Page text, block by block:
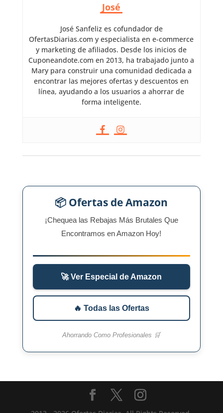
José
José Sanfeliz es cofundador de
OfertasDiarias.com y especialista en e-commerce
y marketing de afiliados. Desde los inicios de
Cuponeandote.com en 2013, ha trabajado junto a
Mary para construir una comunidad dedicada a
encontrar las mejores ofertas y descuentos en
línea, ayudando a los usuarios a ahorrar de
forma inteligente.
📦 Ofertas de Amazon
¡Chequea las Rebajas Más Brutales Que
Encontramos en Amazon Hoy!
🚀 Ver Especial de Amazon
🔥 Todas las Ofertas
Ahorrando Como Profesionales 🛒